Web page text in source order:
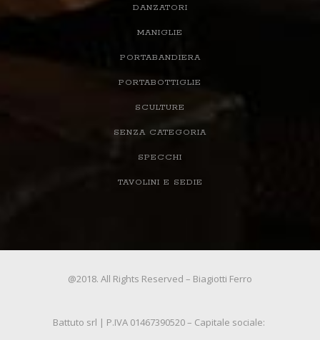
DANZATORI
MANIGLIE
PORTABANDIERA
PORTABOTTIGLIE
SCULTURE
SENZA CATEGORIA
SPECCHI
TAVOLINI E SEDIE
@2018. All Rights Reserved – Biagiotti Ferro
Battuto srl | P.IVA 01467390520 – Capitale sociale: